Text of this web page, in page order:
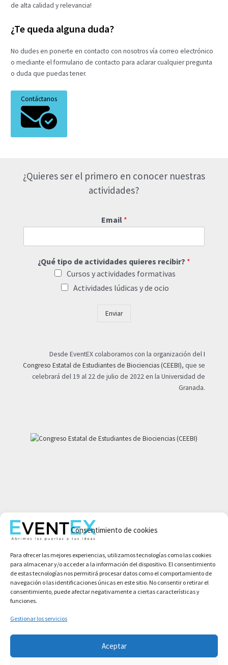
Consentimiento de cookies
Para ofrecer las mejores experiencias, utilizamos tecnologías como las cookies
para almacenar y/o acceder a la información del dispositivo. El consentimiento
de estas tecnologías nos permitirá procesar datos como el comportamiento de
navegación o las identificaciones únicas en este sitio. No consentir o retirar el
consentimiento, puede afectar negativamente a ciertas características y
funciones.
Gestionar los servicios
Aceptar
de alta calidad y relevancia!
¿Te queda alguna duda?
No dudes en ponerte en contacto con nosotros vía correo electrónico
o mediante el formulario de contacto para aclarar cualquier pregunta
o duda que puedas tener.
Contáctanos
¿Quieres ser el primero en conocer nuestras
actividades?
Email *
¿Qué tipo de actividades quieres recibir? *
Cursos y actividades formativas
Actividades lúdicas y de ocio
Enviar
Desde EventEX colaboramos con la organización delI
Congreso Estatal de Estudiantes de Biociencias (CEEBI), que se
celebrará del 19 al 22 de julio de 2022 en la Universidad de
Granada.
Aviso legal
Política de privacidad
Condiciones de compra
Política de cookies